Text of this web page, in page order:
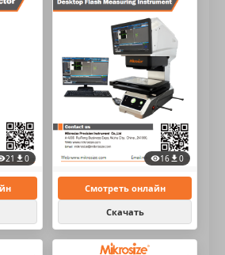
21 0 16 0
Смотреть онлайн
Скачать